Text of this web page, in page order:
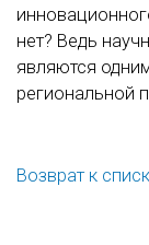
нет? Ведь
являются
региональной
Возврат к